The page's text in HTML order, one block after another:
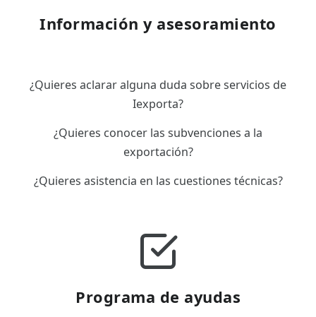
Información y asesoramiento
¿Quieres aclarar alguna duda sobre servicios de
Iexporta?
¿Quieres conocer las subvenciones a la
exportación?
¿Quieres asistencia en las cuestiones técnicas?
Programa de ayudas